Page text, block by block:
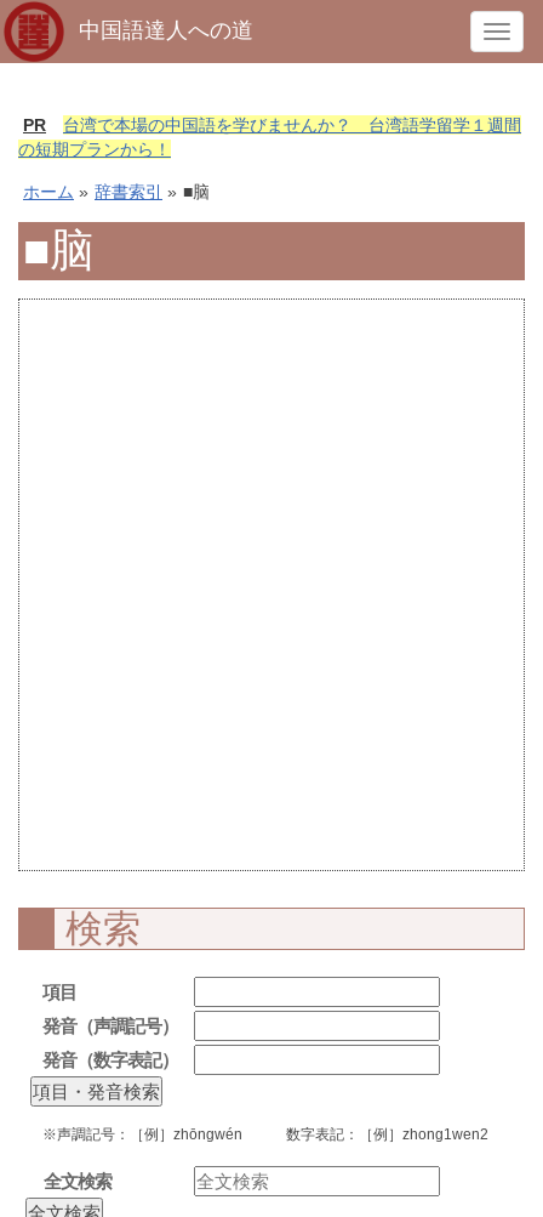
T
o
g
i
中国語達人への道
PR
台湾で本場の中国語を学びませんか？ 台湾語学留学１週間
の短期プランから！
ホーム » 辞書索引 » ■脑
■脑
検索
項目
発音（声調記号）
発音（数字表記）
※声調記号：［例］zhōngwén 数字表記：［例］zhong1wen2
全文検索